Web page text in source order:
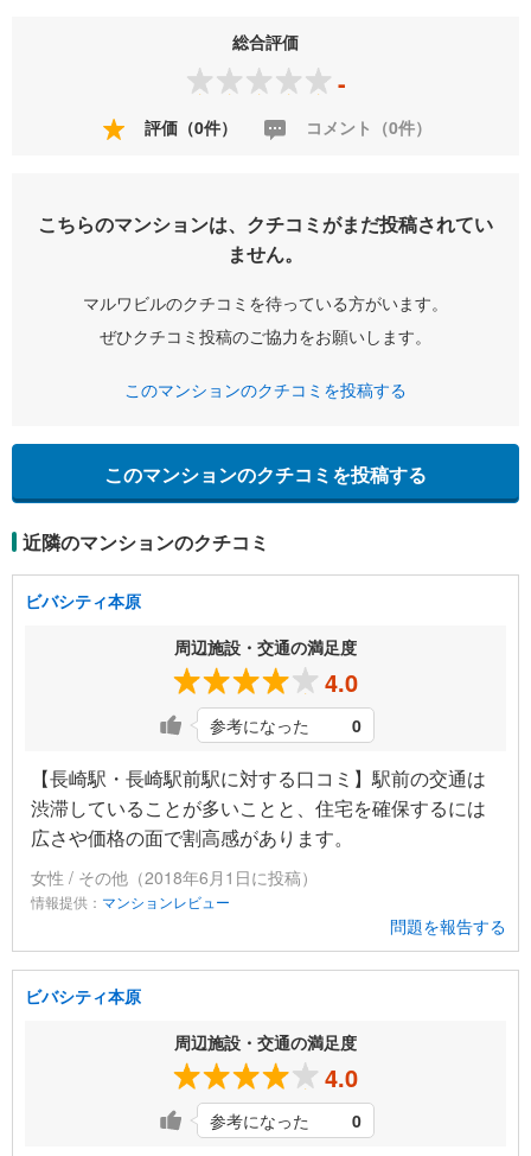
総合評価
-
評価（0件） コメント（0件）
こちらのマンションは、クチコミがまだ投稿されてい
ません。
マルワビルのクチコミを待っている方がいます。
ぜひクチコミ投稿のご協力をお願いします。
このマンションのクチコミを投稿する
このマンションのクチコミを投稿する
近隣のマンションのクチコミ
ビバシティ本原
周辺施設・交通の満足度
4.0
参考になった 0
【長崎駅・長崎駅前駅に対する口コミ】駅前の交通は
渋滞していることが多いことと、住宅を確保するには
広さや価格の面で割高感があります。
女性 / その他（2018年6月1日に投稿）
情報提供： マンションレビュー
問題を報告する
ビバシティ本原
周辺施設・交通の満足度
4.0
参考になった 0